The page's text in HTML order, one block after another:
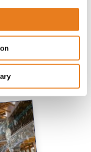
soluzioni sul
integrator
del progetto,
esistente in un
scalabile